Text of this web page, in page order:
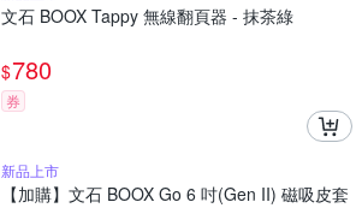
文石 BOOX Tappy 無線翻頁器 - 抹茶綠
$780
券
新品上市
【加購】文石 BOOX Go 6 吋(Gen II) 磁吸皮套